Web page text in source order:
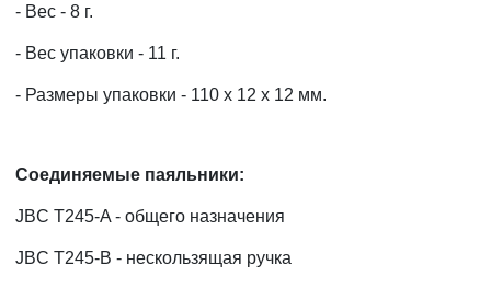
- Вес - 8 г.
- Вес упаковки - 11 г.
- Размеры упаковки - 110 x 12 x 12 мм.
Соединяемые паяльники:
JBC T245-A - общего назначения
JBC T245-B - нескользящая ручка